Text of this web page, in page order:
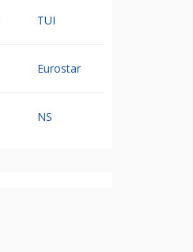
TUI
Eurostar
NS